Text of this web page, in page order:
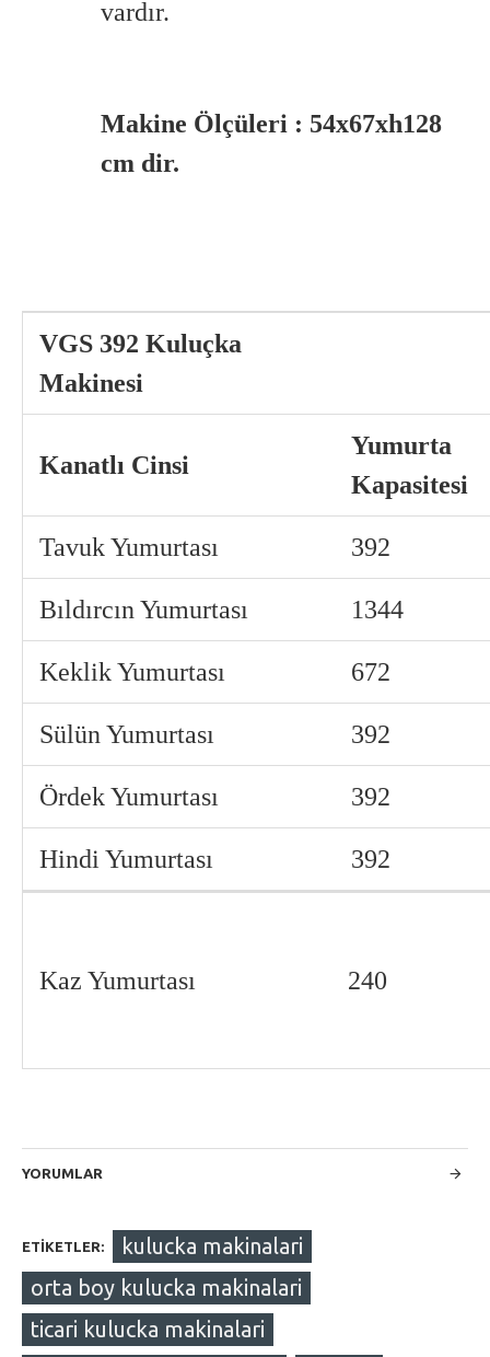
vardır.
Makine Ölçüleri : 54x67xh128
cm dir.
VGS 392 Kuluçka
Makinesi
Kanatlı Cinsi
Yumurta
Kapasitesi
Tavuk Yumurtası 392
Bıldırcın Yumurtası 1344
Keklik Yumurtası 672
Sülün Yumurtası 392
Ördek Yumurtası 392
Hindi Yumurtası 392
Kaz Yumurtası 240
YORUMLAR
ETIKETLER:
kulucka makinalari
orta boy kulucka makinalari
ticari kulucka makinalari